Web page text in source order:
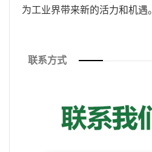
为工业界带来新的活力和机遇。
联系方式